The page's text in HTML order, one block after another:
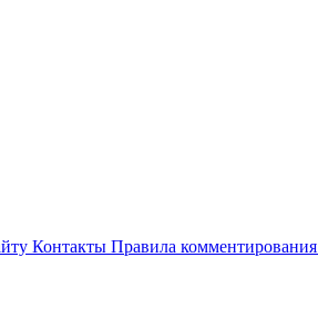
Контакты Правила комментирования